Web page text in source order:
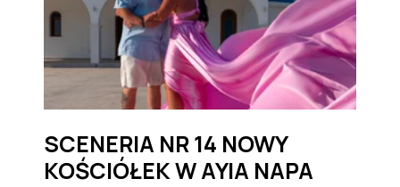
SCENERIA NR 14 NOWY
KOŚCIÓŁEK W AYIA NAPA